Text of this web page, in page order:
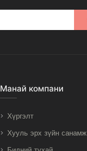
Манай компани
Хүргэлт
Хууль эрх зүйн санамж